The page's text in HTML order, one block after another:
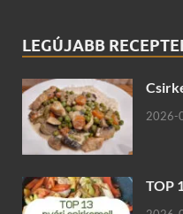
LEGÚJABB
2026-
TOP